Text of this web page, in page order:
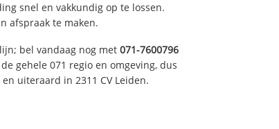
snel en vakkundig op te lossen.
afspraak te maken.
bel vandaag nog met 071-7600796
gehele 071 regio en omgeving, dus
uiteraard in 2311 CV Leiden.